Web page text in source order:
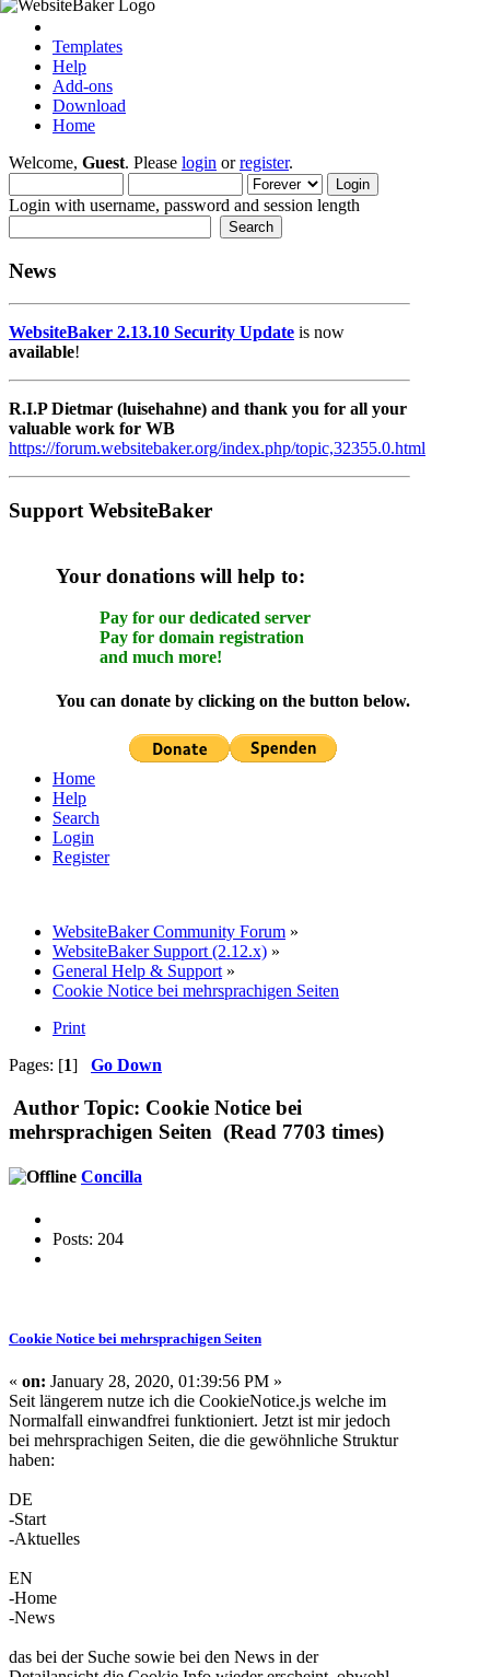
Templates
Help
Add-ons
Download
Home
Welcome, Guest. Please login orregister.
Login with username, password and session length
News
WebsiteBaker 2.13.10 Security Update is now
available!
R.I.P Dietmar (luisehahne) and thank you for all your
valuable work for WB
https://forum.websitebaker.org/index.php/topic,32355.0.html
Support WebsiteBaker
Your donations will help to:
Pay for our dedicated server
Pay for domain registration
and much more!
You can donate by clicking on the button below.
Home
Help
Search
Login
Register
WebsiteBaker Community Forum »
WebsiteBaker Support (2.12.x) »
General Help & Support »
Cookie Notice bei mehrsprachigen Seiten
Print
Pages: [1] Go Down
Author Topic: Cookie Notice bei
mehrsprachigen Seiten (Read 7703 times)
Concilla
Posts: 204
Cookie Notice bei mehrsprachigen Seiten
« on: January 28, 2020, 01:39:56 PM »
Seit längerem nutze ich die CookieNotice.js welche im
Normalfall einwandfrei funktioniert. Jetzt ist mir jedoch
bei mehrsprachigen Seiten, die die gewöhnliche Struktur
haben:
DE
-Start
-Aktuelles
EN
-Home
-News
das bei der Suche sowie bei den News in der